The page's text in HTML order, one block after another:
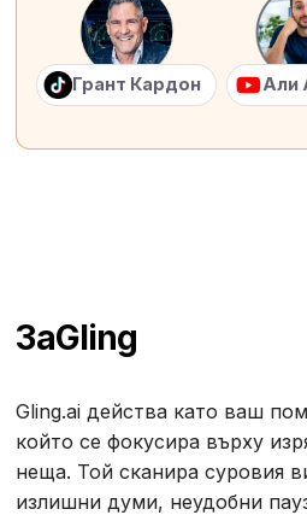
Грант Кардон Али
ЗаGling
Gling.ai действа като ваш
който се фокусира върху
неща. Той сканира суровия
излишни думи, неудобни